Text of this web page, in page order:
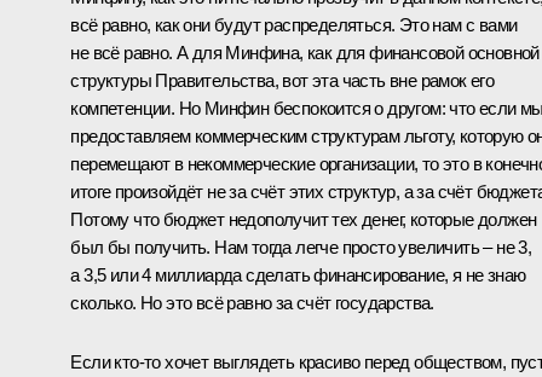
всё равно, как они будут распределяться. Это нам с вами
не всё равно. А для Минфина, как для финансовой основной
структуры Правительства, вот эта часть вне рамок его
компетенции. Но Минфин беспокоится о другом: что если
предоставляем коммерческим структурам льготу, которую
перемещают в некоммерческие организации, то это в
итоге произойдёт не за счёт этих структур, а за счёт
Потому что бюджет недополучит тех денег, которые должен
был бы получить. Нам тогда легче просто увеличить – не 3,
а 3,5 или 4 миллиарда сделать финансирование, я не знаю
сколько. Но это всё равно за счёт государства.
Если кто‑то хочет выглядеть красиво перед обществом,